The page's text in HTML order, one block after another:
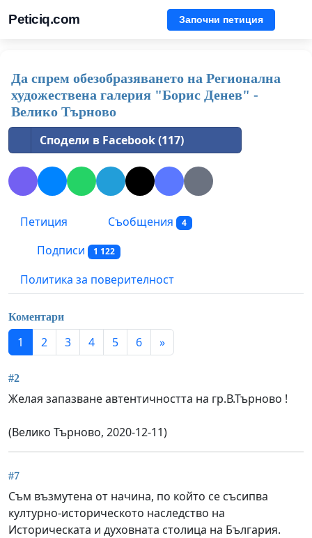
Peticiq.com Започни петиция
Да спрем обезобразяването на Регионална
художествена галерия "Борис Денев" -
Велико Търново
Сподели в Facebook (117)
Петиция Съобщения 4
Подписи 1 122
Политика за поверителност
Коментари
1 2 3 4 5 6 »
#2
Желая запазване автентичността на гр.В.Търново !
(Велико Търново, 2020-12-11)
#7
Съм възмутена от начина, по който се съсипва
културно-историческото наследство на
Историческата и духовната столица на България.